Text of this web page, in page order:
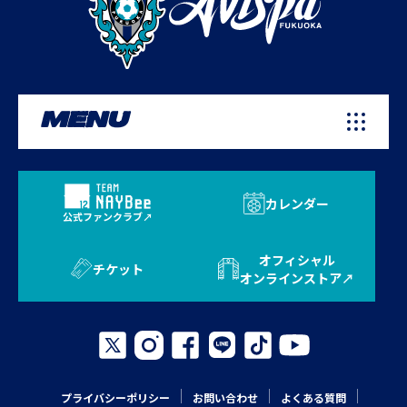
MENU
公式ファンクラブ
カレンダー
チケット
オフィシャル
オンラインストア
プライバシーポリシー お問い合わせ
よくある質問